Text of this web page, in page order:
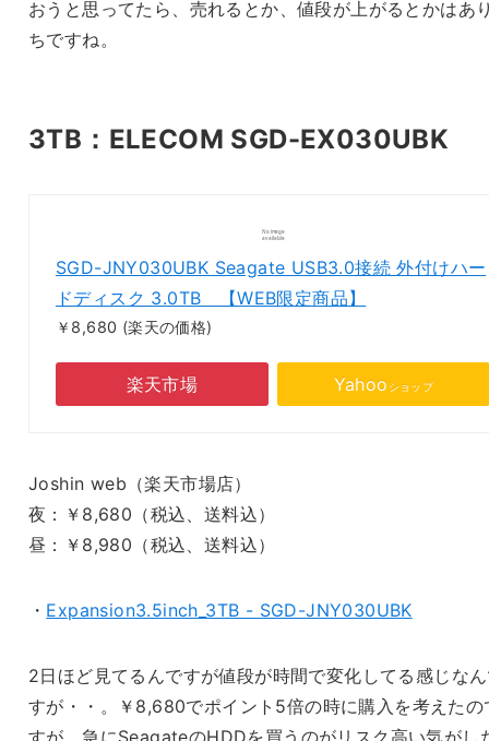
おうと思ってたら、売れるとか、値段が上がるとかはあ
ちですね。
3TB：ELECOM SGD-EX030UBK
SGD-JNY030UBK Seagate USB3.0接続 外付けハー
ドディスク 3.0TB 【WEB限定商品】
￥8,680 (楽天の価格)
楽天市場 Yahoo ショップ
Joshin web（楽天市場店）
夜：￥8,680（税込、送料込）
昼：￥8,980（税込、送料込）
・ Expansion3.5inch_3TB - SGD-JNY030UBK
2日ほど見てるんですが値段が時間で変化してる感じな
すが・・。￥8,680でポイント5倍の時に購入を考えたの